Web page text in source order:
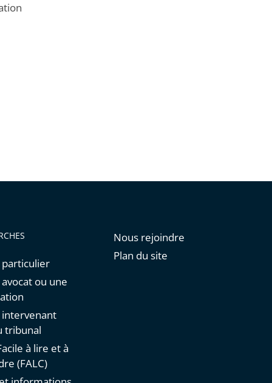
particulier
avocat ou une
intervenant
tribunal
à lire et à
(FALC)
Nous rejoindre
Plan du site